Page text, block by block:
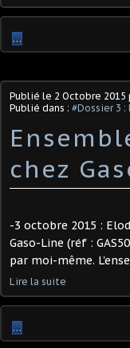
…
Publié le 2 Octobre 2015
Publié dans : #Dossier 3
chez
-3 octobre 2015 :
Gaso-Line (réf :
par moi-même.
Lire la suite
…